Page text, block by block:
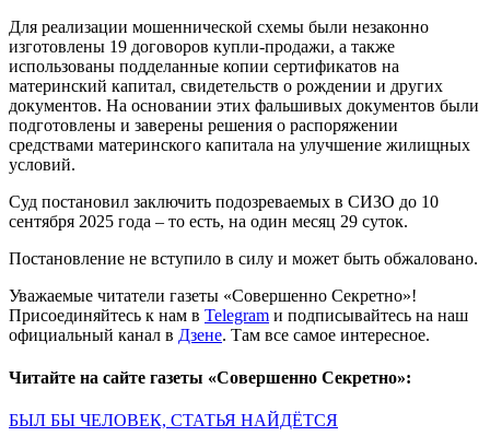
Для реализации мошеннической схемы были незаконно
изготовлены 19 договоров купли-продажи, а также
использованы подделанные копии сертификатов на
материнский капитал, свидетельств о рождении и других
документов. На основании этих фальшивых документов были
подготовлены и заверены решения о распоряжении
средствами материнского капитала на улучшение жилищных
условий.
Суд постановил заключить подозреваемых в СИЗО до 10
сентября 2025 года – то есть, на один месяц 29 суток.
Постановление не вступило в силу и может быть обжаловано.
Уважаемые читатели газеты «Совершенно Секретно»!
Присоединяйтесь к нам в Telegram и подписывайтесь на наш
официальный канал в Дзене. Там все самое интересное.
Читайте на сайте газеты «Совершенно Секретно»:
БЫЛ БЫ ЧЕЛОВЕК, СТАТЬЯ НАЙДЁТСЯ